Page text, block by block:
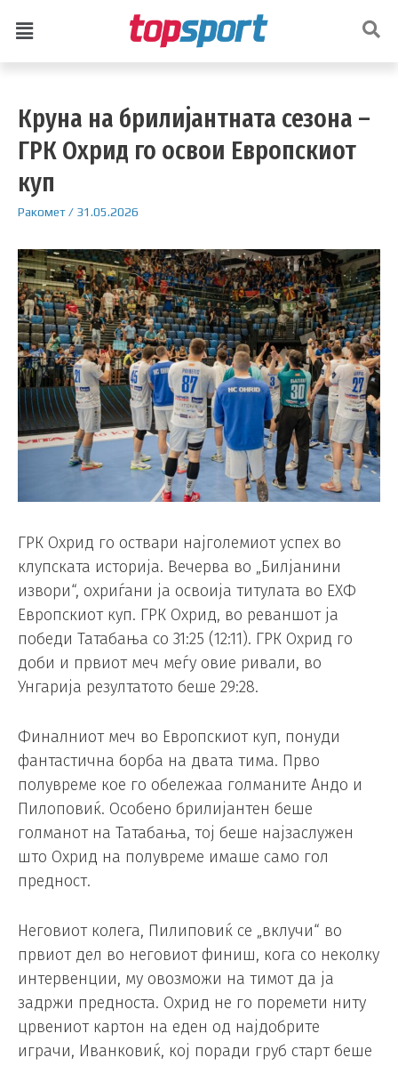
Круна на брилијантната сезона –
ГРК Охрид го освои Европскиот
куп
Ракомет/ 31.05.2026
ГРК Охрид го оствари најголемиот успех во
клупската историја. Вечерва во „Билјанини
извори“, охриѓани ја освоија титулата во ЕХФ
Европскиот куп. ГРК Охрид, во реваншот ја
победи Татабања со 31:25 (12:11). ГРК Охрид го
доби и првиот меч меѓу овие ривали, во
Унгарија резултатото беше 29:28.
Финалниот меч во Европскиот куп, понуди
фантастична борба на двата тима. Прво
полувреме кое го обележаа голманите Андо и
Пилоповиќ. Особено брилијантен беше
голманот на Татабања, тој беше најзаслужен
што Охрид на полувреме имаше само гол
предност.
Неговиот колега, Пилиповиќ се „вклучи“ во
првиот дел во неговиот финиш, кога со неколку
интервенции, му овозможи на тимот да ја
задржи предноста. Охрид не го поремети ниту
црвениот картон на еден од најдобрите
играчи, Иванковиќ, кој поради груб старт беше